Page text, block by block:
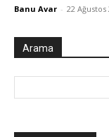
Banu Avar - 22 Ağustos
Arama